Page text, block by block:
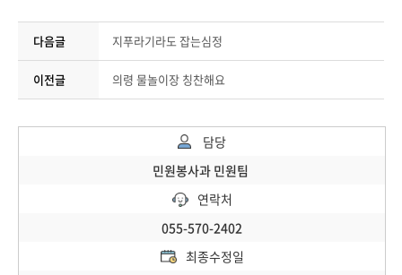
다음글 지푸라기라도 잡는심정
이전글 의령 물놀이장 칭찬해요
담당
민원봉사과 민원팀
연락처
055-570-2402
최종수정일